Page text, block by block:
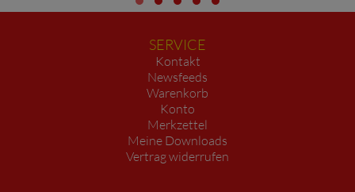
SERVICE
Kontakt
Newsfeeds
Warenkorb
Konto
Merkzettel
Meine Downloads
Vertrag widerrufen